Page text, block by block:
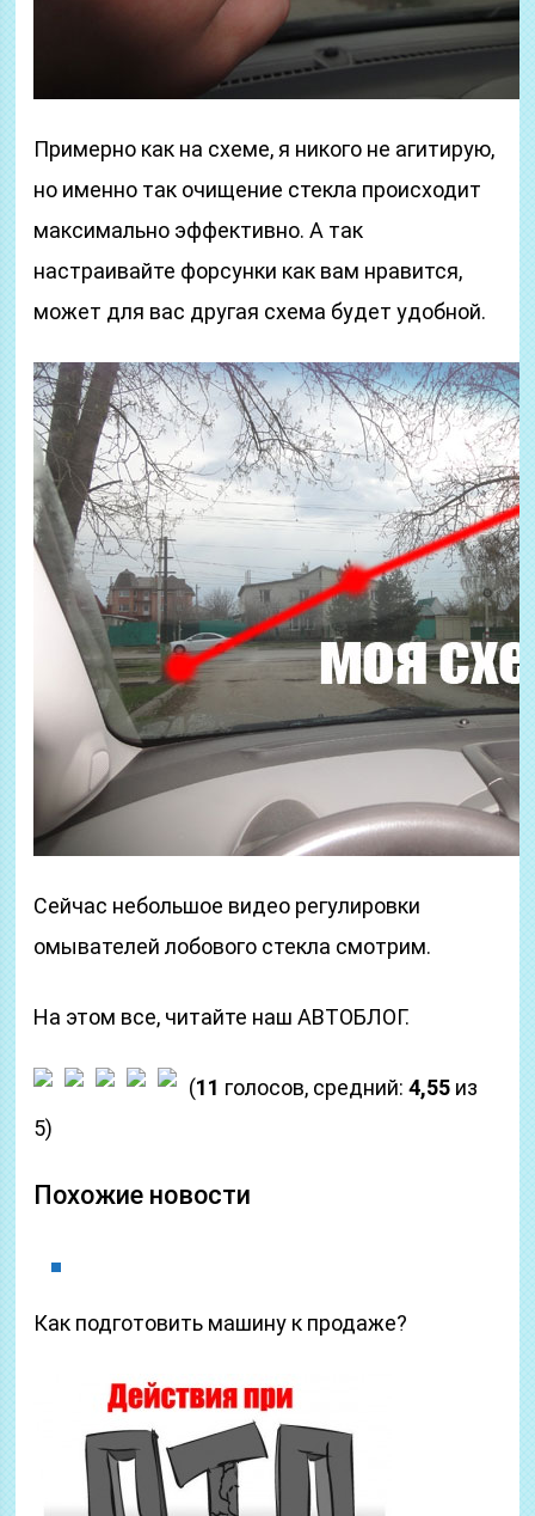
Примерно как на схеме, я никого не агитирую,
но именно так очищение стекла происходит
максимально эффективно. А так
настраивайте форсунки как вам нравится,
может для вас другая схема будет удобной.
Сейчас небольшое видео регулировки
омывателей лобового стекла смотрим.
На этом все, читайте наш АВТОБЛОГ.
(11 голосов, средний:4,55 из
5)
Похожие новости
Как подготовить машину к продаже?